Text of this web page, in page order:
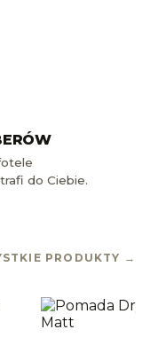
ściemy. Po
PRODUKTY →